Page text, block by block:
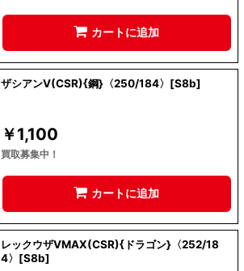
カートに追加
ザシアンV(CSR){鋼}〈250/184〉[S8b]
￥1,100
買取募集中！
カートに追加
レックウザVMAX(CSR){ドラゴン}〈252/18
4〉[S8b]